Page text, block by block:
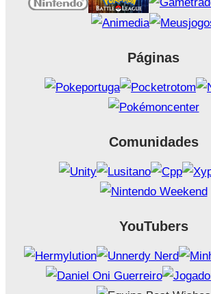
Páginas
Comunidades
YouTubers